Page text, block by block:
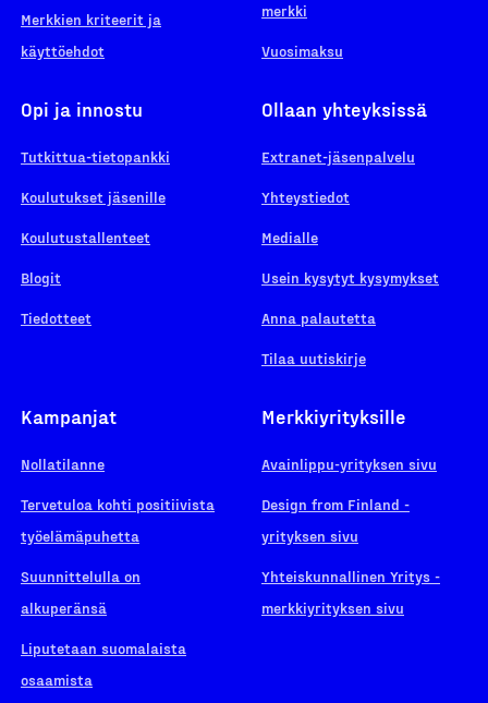
Merkkien kriteerit ja
käyttöehdot
merkki
Vuosimaksu
Opi ja innostu
Tutkittua-tietopankki
Koulutukset jäsenille
Koulutustallenteet
Blogit
Tiedotteet
Ollaan yhteyksissä
Extranet-jäsenpalvelu
Yhteystiedot
Medialle
Usein kysytyt kysymykset
Anna palautetta
Tilaa uutiskirje
Kampanjat
Nollatilanne
Tervetuloa kohti positiivista
työelämäpuhetta
Suunnittelulla on
alkuperänsä
Liputetaan suomalaista
osaamista
Merkkiyrityksille
Avainlippu-yrityksen sivu
Design from Finland -
yrityksen sivu
Yhteiskunnallinen Yritys -
merkkiyrityksen sivu